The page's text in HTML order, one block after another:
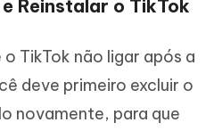
Reinstalar o TikTok
TikTok não ligar após a
deve primeiro excluir o
novamente, para que